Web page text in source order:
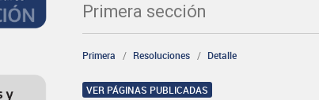
Primera sección
Primera Resoluciones Detalle
VER PÁGINAS PUBLICADAS